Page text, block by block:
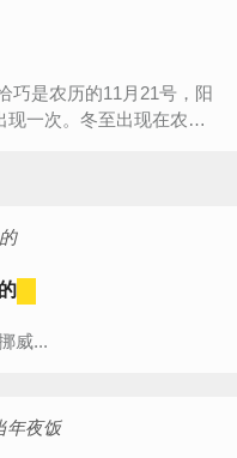
巧是农历的11月21号，阳
现一次。冬至出现在农历
威...